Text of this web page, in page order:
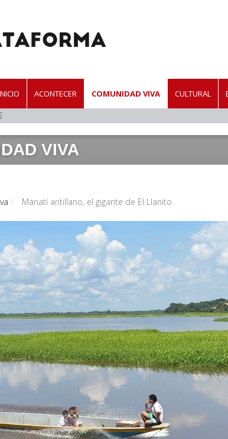
ACONTECER COMUNIDAD VIVA CULTURAL
VIVA
Manatí antillano, el gigante de El Llanito